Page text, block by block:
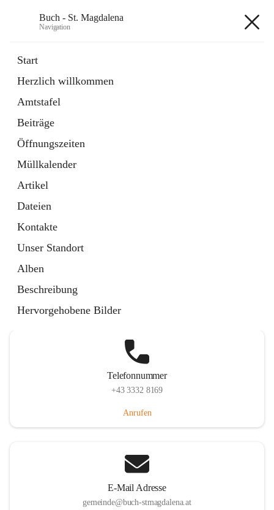
Buch - St. Magdalena
Navigation
Start
Herzlich willkommen
Amtstafel
Beiträge
Öffnungszeiten
Müllkalender
Artikel
Dateien
Kontakte
Unser Standort
Alben
Beschreibung
Hervorgehobene Bilder
11 Schnellzugriffe
Bürgerservice
10 Schnellzugriffe
Telefonnummer
+43 3332 8169
Anrufen
E-Mail Adresse
gemeinde@buch-stmagdalena.at